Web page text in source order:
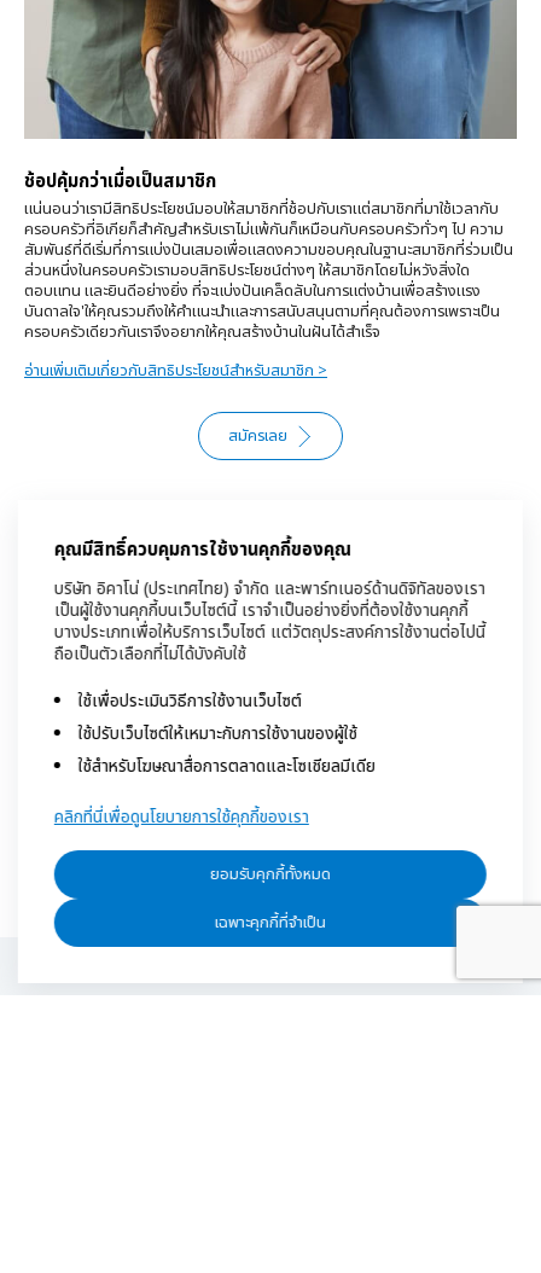
ช้อปคุ้มกว่าเมื่อเป็นสมาชิก
แน่นอนว่าเรามีสิทธิประโยชน์มอบให้สมาชิกที่ช้อปกับเราแต่สมาชิกที่มาใช้เวลากับ
ครอบครัวที่อิเกียก็สำคัญสำหรับเราไม่แพ้กันก็เหมือนกับครอบครัวทั่วๆ ไป ความ
สัมพันธ์ที่ดีเริ่มที่การแบ่งปันเสมอเพื่อแสดงความขอบคุณในฐานะสมาชิกที่ร่วมเป็น
ส่วนหนึ่งในครอบครัวเรามอบสิทธิประโยชน์ต่างๆ ให้สมาชิกโดยไม่หวังสิ่งใด
ตอบแทน และยินดีอย่างยิ่ง ที่จะแบ่งปันเคล็ดลับในการแต่งบ้านเพื่อสร้างแรง
บันดาลใจ'ให้คุณรวมถึงให้คำแนะนำและการสนับสนุนตามที่คุณต้องการเพราะเป็น
ครอบครัวเดียวกันเราจึงอยากให้คุณสร้างบ้านในฝันได้สำเร็จ
อ่านเพิ่มเติมเกี่ยวกับสิทธิประโยชน์สำหรับสมาชิก >
สมัครเลย
คุณมีสิทธิ์ควบคุมการใช้งานคุกกี้ของคุณ
บริษัท อิคาโน่ (ประเทศไทย) จำกัด และพาร์ทเนอร์ด้านดิจิทัลของเรา
เป็นผู้ใช้งานคุกกี้บนเว็บไซต์นี้ เราจำเป็นอย่างยิ่งที่ต้องใช้งานคุกกี้
บางประเภทเพื่อให้บริการเว็บไซต์ แต่วัตถุประสงค์การใช้งานต่อไปนี้
ถือเป็นตัวเลือกที่ไม่ได้บังคับใช้
ใช้เพื่อประเมินวิธีการใช้งานเว็บไซต์
ใช้ปรับเว็บไซต์ให้เหมาะกับการใช้งานของผู้ใช้
ใช้สำหรับโฆษณาสื่อการตลาดและโซเชียลมีเดีย
คลิกที่นี่เพื่อดูนโยบายการใช้คุกกี้ของเรา
ยอมรับคุกกี้ทั้งหมด
เฉพาะคุกกี้ที่จำเป็น